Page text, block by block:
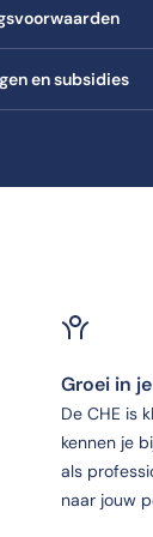
en subsidies
Groei in
De CHE is
kennen je
als
naar jouw